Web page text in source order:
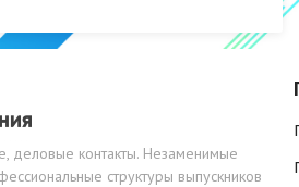
деловые контакты. Незаменимые
структуры выпускников